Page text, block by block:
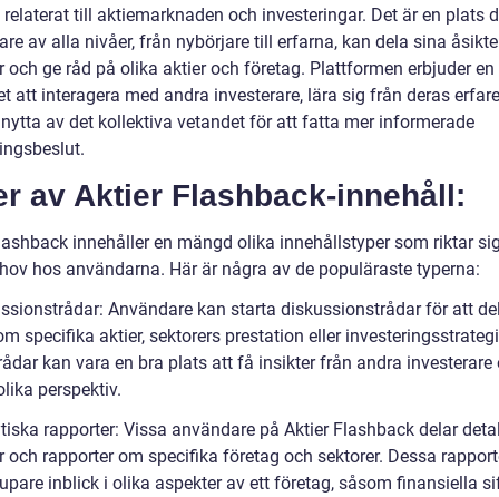
till aktiemarknaden och investeringar. Det är en plats
av alla nivåer, från nybörjare till erfarna, kan dela sina
och ge råd på olika aktier och företag. Plattformen erbjuder en
att interagera med andra investerare, lära sig från deras
av det kollektiva vetandet för att fatta mer informerade
av Aktier Flashback-innehåll:
innehåller en mängd olika innehållstyper som riktar
hos användarna. Här är några av de populäraste typerna:
Användare kan starta diskussionstrådar för att
specifika aktier, sektorers prestation eller
kan vara en bra plats att få insikter från andra investerare
perspektiv.
rapporter: Vissa användare på Aktier Flashback delar
och rapporter om specifika företag och sektorer. Dessa
inblick i olika aspekter av ett företag, såsom finansiella